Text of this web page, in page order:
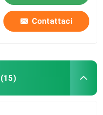
Contattaci
(15)